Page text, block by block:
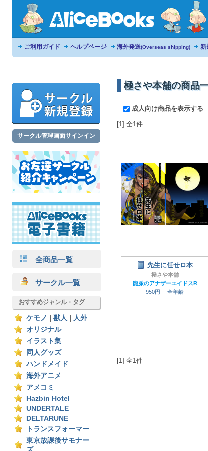
ご利用ガイド ヘルプページ 海外発送(Overseas shipping) 新
サークル管理画面サインイン
全商品一覧
サークル一覧
おすすめジャンル・タグ
ケモノ 獣人
人外
オリジナル
イラスト集
同人グッズ
ハンドメイド
海外アニメ
アメコミ
Hazbin Hotel
UNDERTALE
DELTARUNE
トランスフォーマー
東京放課後サモナー
極さや本舗の商品
成人向け商品を表示する
[1] 全1件
先生に任せロ本
極さや本舗
龍脈のアナザーエイドスR
950円｜
全年齢
[1] 全1件